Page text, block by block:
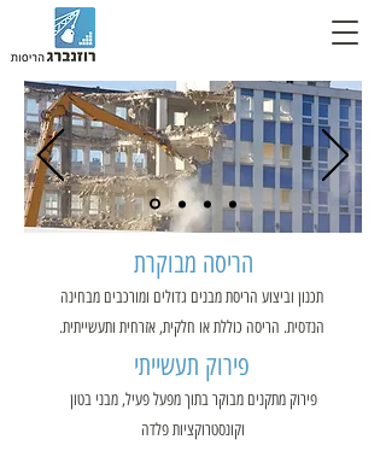
הריסה מבוקרת
תכנון וביצוע הריסת מבנים גדולים ומורכבים מבחינה
הנדסית. הריסה כוללת או חלקית, אזרחית ותעשייתית.
פירוק תעשייתי
פירוק מתקנים מבוקר בתוך מפעל פעיל, מבני בטון
וקונסטרוקציות פלדה